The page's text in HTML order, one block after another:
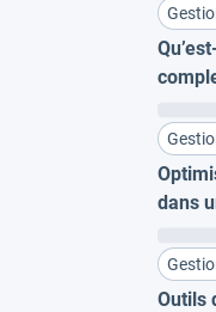
dans
par
Outils